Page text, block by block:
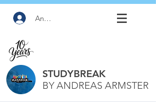
Anmelden
STUDYBREAK
BY ANDREAS ARMSTER